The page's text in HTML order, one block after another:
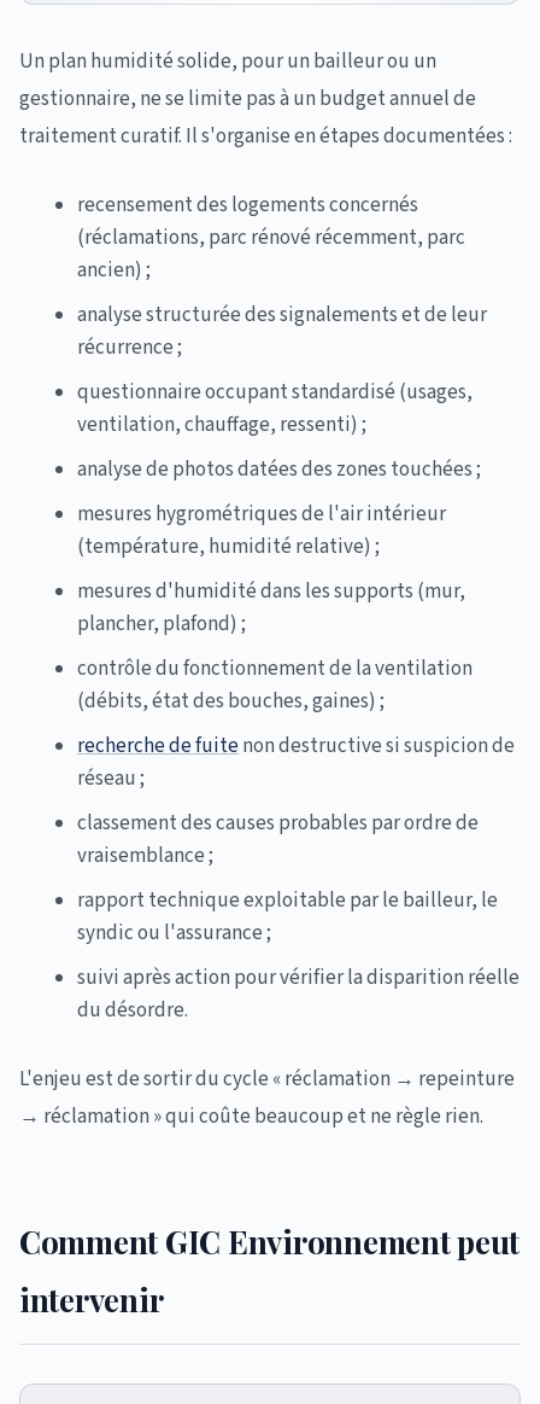
Un plan humidité solide, pour un bailleur ou un
gestionnaire, ne se limite pas à un budget annuel de
traitement curatif. Il s'organise en étapes documentées :
recensement des logements concernés
(réclamations, parc rénové récemment, parc
ancien) ;
analyse structurée des signalements et de leur
récurrence ;
questionnaire occupant standardisé (usages,
ventilation, chauffage, ressenti) ;
analyse de photos datées des zones touchées ;
mesures hygrométriques de l'air intérieur
(température, humidité relative) ;
mesures d'humidité dans les supports (mur,
plancher, plafond) ;
contrôle du fonctionnement de la ventilation
(débits, état des bouches, gaines) ;
recherche de fuitenon destructive si suspicion de
réseau ;
classement des causes probables par ordre de
vraisemblance ;
rapport technique exploitable par le bailleur, le
syndic ou l'assurance ;
suivi après action pour vérifier la disparition réelle
du désordre.
L'enjeu est de sortir du cycle « réclamation → repeinture
→ réclamation » qui coûte beaucoup et ne règle rien.
Comment GIC Environnement peut
intervenir